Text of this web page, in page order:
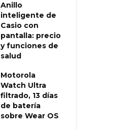
Anillo
inteligente de
Casio con
pantalla: precio
y funciones de
salud
Motorola
Watch Ultra
filtrado, 13 días
de batería
sobre Wear OS